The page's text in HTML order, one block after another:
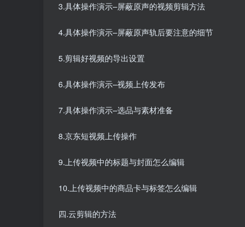
3.具体操作演示–屏蔽原声的视频剪辑方法
4.具体操作演示–屏蔽原声轨后要注意的细节
5.剪辑好视频的导出设置
6.具体操作演示–视频上传发布
7.具体操作演示–选品与素材准备
8.京东短视频上传操作
9.上传视频中的标题与封面怎么编辑
10.上传视频中的商品卡与标签怎么编辑
四.云剪辑的方法